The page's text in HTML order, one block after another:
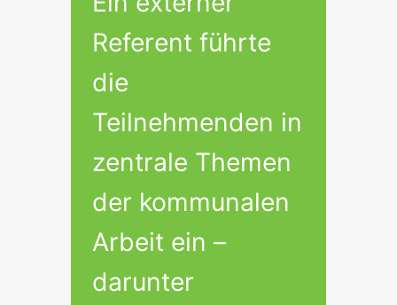
Referent führte
die
Teilnehmenden in
zentrale Themen
der kommunalen
Arbeit ein –
darunter